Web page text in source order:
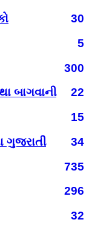
30
5
300
બાગવાની
22
15
ગુજરાતી
34
735
296
32